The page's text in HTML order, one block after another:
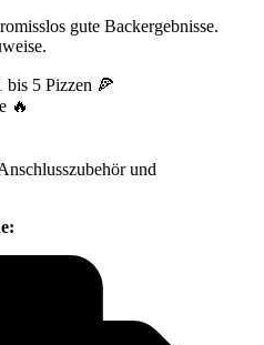
gute Backergebnisse.
bis 5 Pizzen 🍕
🔥
und